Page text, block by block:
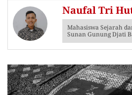
Naufal Tri
Mahasiswa Sejarah
Sunan Gunung Djati